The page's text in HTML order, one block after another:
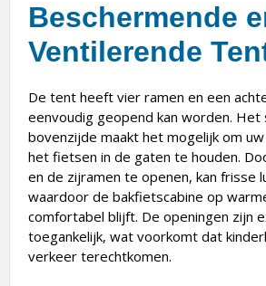
Beschermende
Ventilerende
De tent heeft vier ramen en een
eenvoudig geopend kan worden. Het
bovenzijde maakt het mogelijk om
het fietsen in de gaten te houden.
en de zijramen te openen, kan frisse
waardoor de bakfietscabine op
comfortabel blijft. De openingen zijn
toegankelijk, wat voorkomt dat
verkeer terechtkomen.